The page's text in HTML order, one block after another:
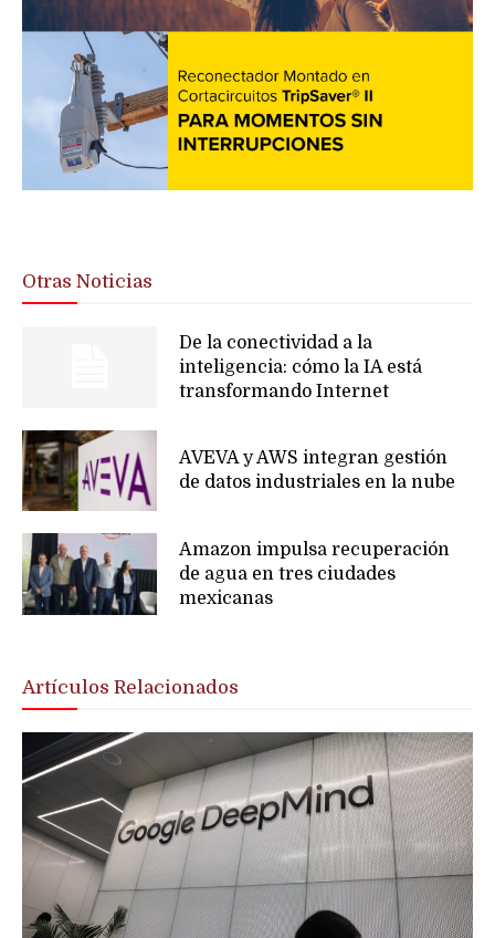
Otras Noticias
De la conectividad a la
inteligencia: cómo la IA está
transformando Internet
AVEVA y AWS integran gestión
de datos industriales en la nube
Amazon impulsa recuperación
de agua en tres ciudades
mexicanas
Artículos Relacionados